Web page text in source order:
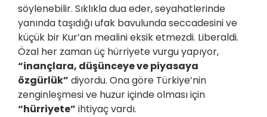
söylenebilir. Sıklıkla dua eder, seyahatlerinde
yanında taşıdığı ufak bavulunda seccadesini ve
küçük bir Kur’an mealini eksik etmezdi. Liberaldi.
Özal her zaman üç hürriyete vurgu yapıyor,
“inançlara, düşünceye ve piyasaya
özgürlük” diyordu. Ona göre Türkiye’nin
zenginleşmesi ve huzur içinde olması için
“hürriyete” ihtiyaç vardı.